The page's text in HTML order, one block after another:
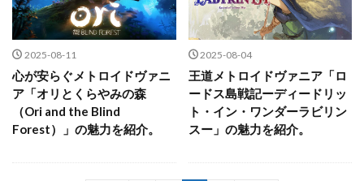
2025-08-11
心が安らぐメトロイドヴァニ
ア「オリとくらやみの森
（Ori and the Blind
Forest）」の魅力を紹介。
2025-08-04
王道メトロイドヴァニア「ロ
ードス島戦記ーディードリッ
ト・イン・ワンダーラビリン
スー」の魅力を紹介。